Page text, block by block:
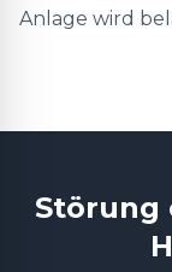
Anlage wird
Störung